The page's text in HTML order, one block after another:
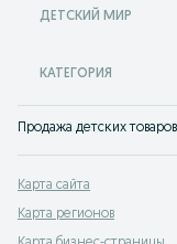
ДЕТСКИЙ МИР
КАТЕГОРИЯ
Продажа детских
Карта сайта
Карта регионов